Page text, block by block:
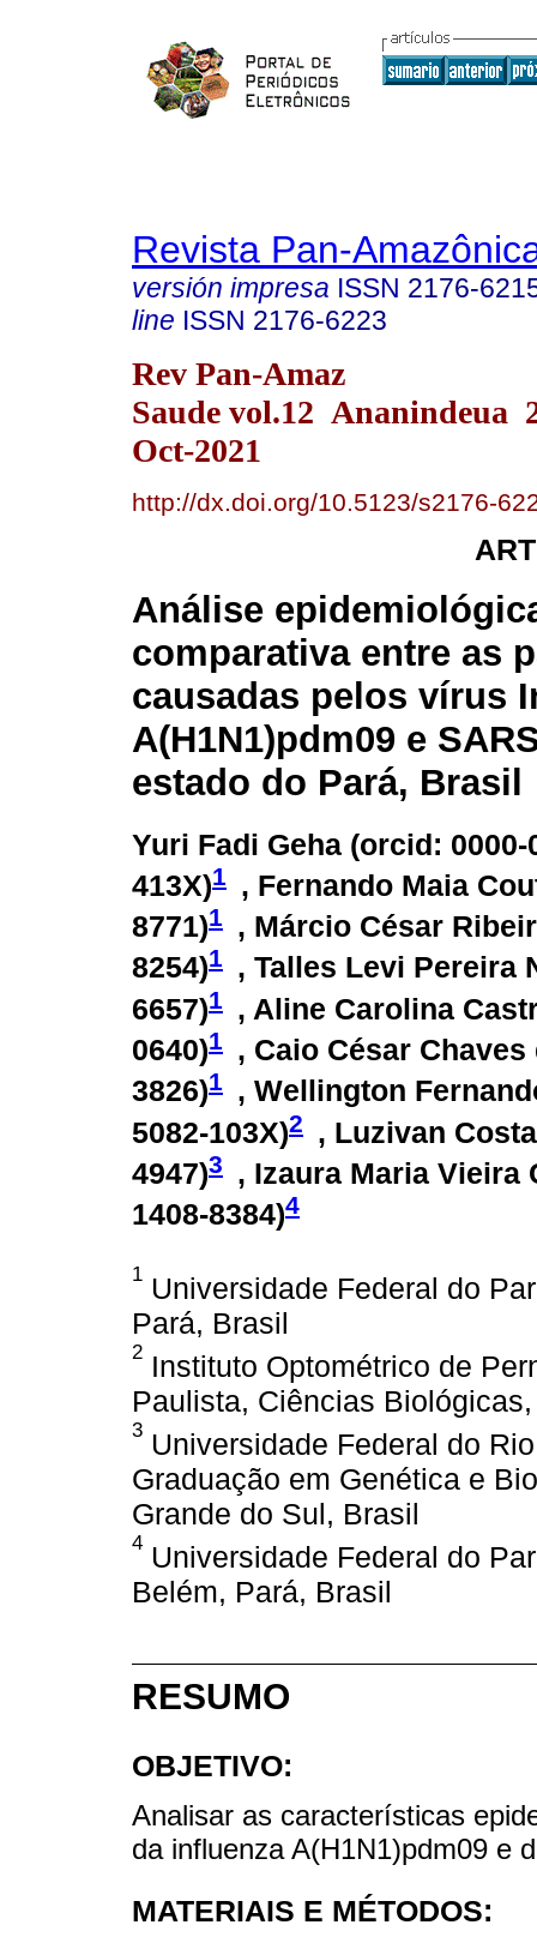
Revista Pan-
versión impresa ISSN 2176-
line ISSN 2176-6223
Rev Pan-Amaz
Saude vol.12 Ananindeua
Oct-2021
http://dx.doi.org/10.5123/s2176-
Análise
comparativa entre as
causadas pelos vírus
A(H1N1)pdm09 e
estado do Pará, Brasil
Yuri Fadi Geha (orcid: 0000-
413X)1 , Fernando Maia
8771)1 , Márcio César
8254)1 , Talles Levi Pereira
6657)1 , Aline Carolina
0640)1 , Caio César Chaves
3826)1 , Wellington
5082-103X)2
, Luzivan
4947)3
, Izaura Maria Vieira
1408-8384)4
1 Universidade Federal do
Pará, Brasil
2 Instituto Optométrico de
Paulista, Ciências
3 Universidade Federal do
Graduação em Genética e
Grande do Sul, Brasil
4 Universidade Federal do
Belém, Pará, Brasil
RESUMO
OBJETIVO:
Analisar as características
da influenza A(H1N1)pdm09 e
MATERIAIS E MÉTODOS: